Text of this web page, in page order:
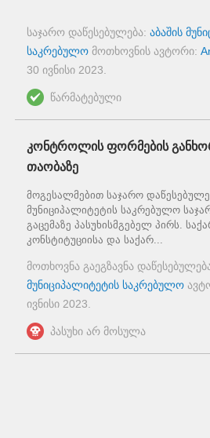
საჯარო დაწესებულება: აბაშის
საკრებულო მოთხოვნის ავტორი:
30 ივნისი 2023
წარმატებული
კონტროლის ფორმების
თაობაზე
მოგესალმებით საჯარო
მუნიციპალიტეტის საკრებულო
გაცემაზე პასუხისმგებელ პირს.
კონსტიტუციისა და საქარ...
მოთხოვნა გაეგზავნა
მუნიციპალიტეტის საკრებულო
ივნისი 2023
პასუხი არ მოსულა